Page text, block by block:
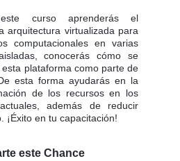
curso aprenderás el
arquitectura virtualizada para
computacionales en varias
conocerás cómo se
plataforma como parte de
esta forma ayudarás en la
de los recursos en los
además de reducir
¡Éxito en tu capacitación!
este Chance